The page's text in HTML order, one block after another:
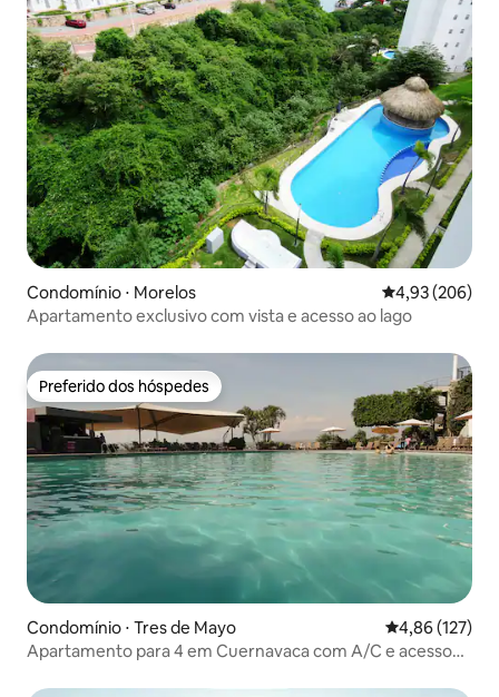
Condomínio ⋅ Morelos 4,93 de uma
4,93 (206)
Apartamento exclusivo com vista e acesso ao lago
Preferido dos hóspedes
Preferido dos hóspedes
Condomínio ⋅ Tres de Mayo 4,86 de uma
4,86 (127)
Apartamento para 4 em Cuernavaca com A/C e acesso